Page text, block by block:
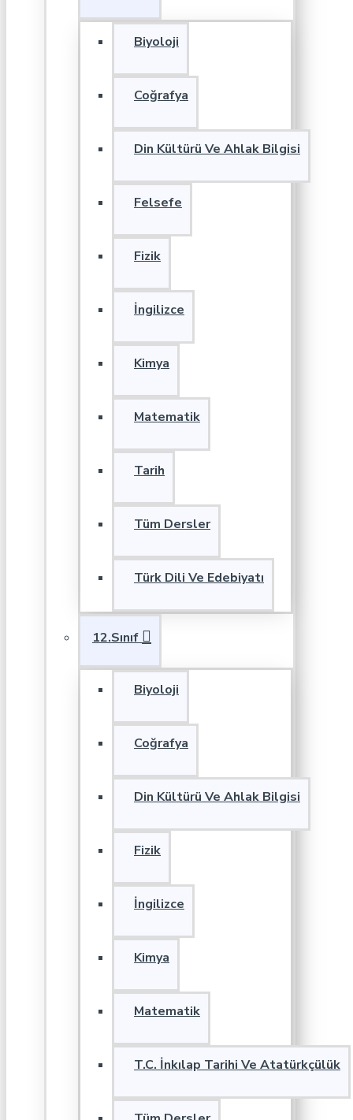
Biyoloji
Coğrafya
Din Kültürü Ve Ahlak Bilgisi
Felsefe
Fizik
İngilizce
Kimya
Matematik
Tarih
Tüm Dersler
Türk Dili Ve Edebiyatı
12.Sınıf
Biyoloji
Coğrafya
Din Kültürü Ve Ahlak Bilgisi
Fizik
İngilizce
Kimya
Matematik
T.C. İnkılap Tarihi Ve Atatürkçülük